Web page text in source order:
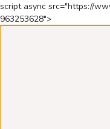
script async src="https://
963253628">